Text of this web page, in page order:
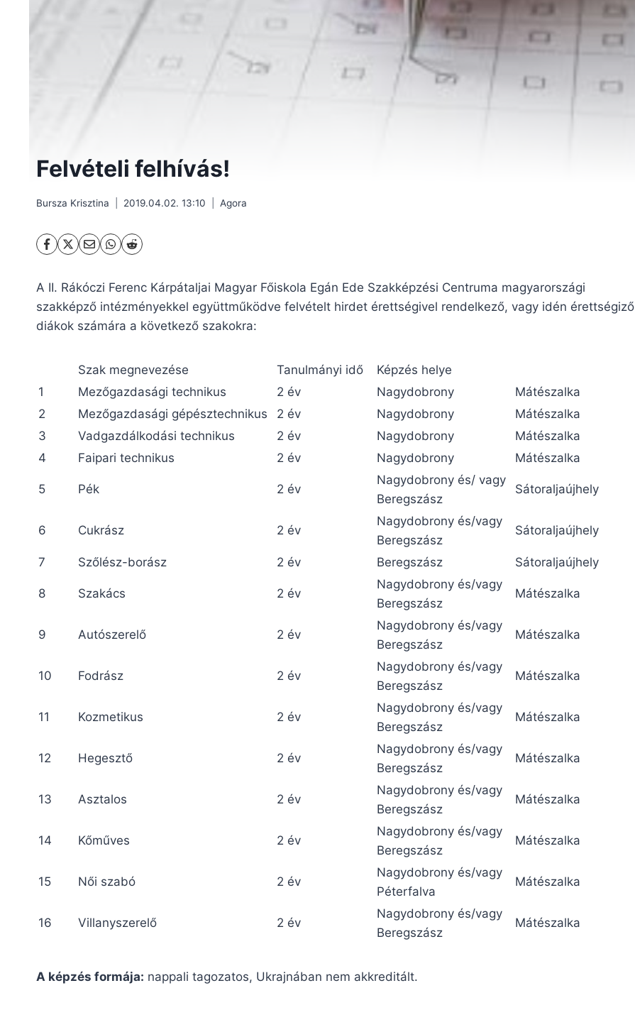
Felvételi felhívás!
Bursza Krisztina 2019.04.02. 13:10 Agora
A II. Rákóczi Ferenc Kárpátaljai Magyar Főiskola Egán Ede Szakképzési Centruma magyarországi
szakképző intézményekkel együttműködve felvételt hirdet érettségivel rendelkező, vagy idén érettségiző
diákok számára a következő szakokra:
Szak megnevezése Tanulmányi idő
Képzés helye
1
Mezőgazdasági technikus 2 év Nagydobrony
Mátészalka
2
Mezőgazdasági gépésztechnikus 2 év Nagydobrony
Mátészalka
3
Vadgazdálkodási technikus 2 év Nagydobrony
Mátészalka
4
Faipari technikus 2 év Nagydobrony Mátészalka
5 Pék 2 év
Nagydobrony és/ vagy
Beregszász
Sátoraljaújhely
6 Cukrász 2 év
Nagydobrony és/vagy
Beregszász
Sátoraljaújhely
7 Szőlész-borász 2 év Beregszász Sátoraljaújhely
8 Szakács 2 év
Nagydobrony és/vagy
Beregszász
Mátészalka
9 Autószerelő 2 év
Nagydobrony és/vagy
Beregszász
Mátészalka
10 Fodrász 2 év
Nagydobrony és/vagy
Beregszász
Mátészalka
11 Kozmetikus 2 év
Nagydobrony és/vagy
Beregszász
Mátészalka
12 Hegesztő 2 év
Nagydobrony és/vagy
Beregszász
Mátészalka
13 Asztalos 2 év
Nagydobrony és/vagy
Beregszász
Mátészalka
14 Kőműves 2 év
Nagydobrony és/vagy
Beregszász
Mátészalka
15 Női szabó 2 év
Nagydobrony és/vagy
Péterfalva
Mátészalka
16 Villanyszerelő 2 év
Nagydobrony és/vagy
Beregszász
Mátészalka
A képzés formája: nappali tagozatos, Ukrajnában nem akkreditált.